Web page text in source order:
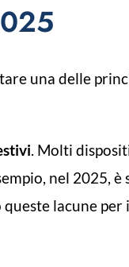
una delle
. Molti
nel 2025,
lacune